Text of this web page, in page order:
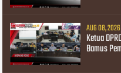
AUG 08, 2026
Ketua
Bamus